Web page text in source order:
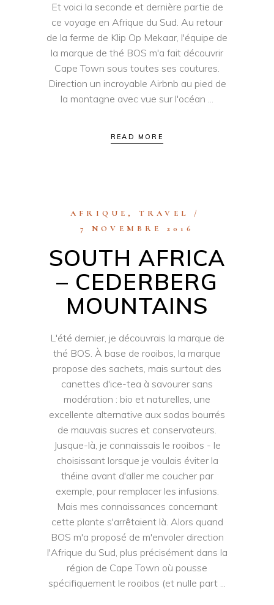
Et voici la seconde et dernière partie de
ce voyage en Afrique du Sud. Au retour
de la ferme de Klip Op Mekaar, l'équipe de
la marque de thé BOS m'a fait découvrir
Cape Town sous toutes ses coutures.
Direction un incroyable Airbnb au pied de
la montagne avec vue sur l'océan
READ MORE
AFRIQUE , TRAVEL
7 NOVEMBRE 2016
SOUTH AFRICA
– CEDERBERG
MOUNTAINS
L'été dernier, je découvrais la marque de
thé BOS. À base de rooibos, la marque
propose des sachets, mais surtout des
canettes d'ice-tea à savourer sans
modération : bio et naturelles, une
excellente alternative aux sodas bourrés
de mauvais sucres et conservateurs.
Jusque-là, je connaissais le rooibos - le
choisissant lorsque je voulais éviter la
théine avant d'aller me coucher par
exemple, pour remplacer les infusions.
Mais mes connaissances concernant
cette plante s'arrêtaient là. Alors quand
BOS m'a proposé de m'envoler direction
l'Afrique du Sud, plus précisément dans la
région de Cape Town où pousse
spécifiquement le rooibos (et nulle part